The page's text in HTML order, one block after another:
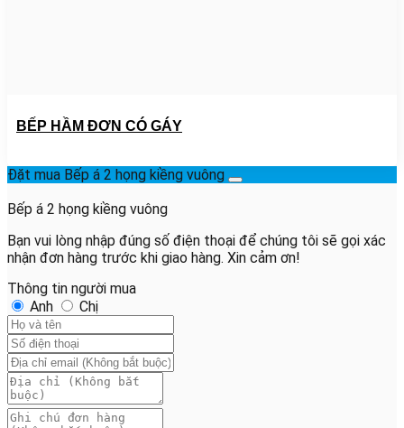
BẾP HẦM ĐƠN CÓ GÁY
Đặt mua Bếp á 2 họng kiềng vuông
Bếp á 2 họng kiềng vuông
Bạn vui lòng nhập đúng số điện thoại để chúng tôi sẽ gọi xác
nhận đơn hàng trước khi giao hàng. Xin cảm ơn!
Thông tin người mua
Anh
Chị